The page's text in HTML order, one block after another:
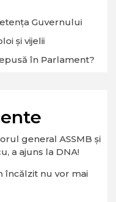
Guvernului
și vijelii
în Parlament?
general ASSMB și
a ajuns la DNA!
încălzit nu vor mai